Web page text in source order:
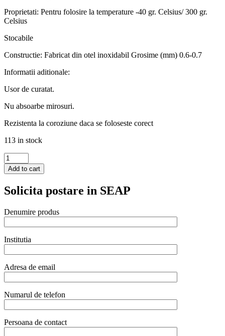
Proprietati: Pentru folosire la temperature -40 gr. Celsius/ 300 gr.
Celsius
Stocabile
Constructie: Fabricat din otel inoxidabil Grosime (mm) 0.6-0.7
Informatii aditionale:
Usor de curatat.
Nu absoarbe mirosuri.
Rezistenta la coroziune daca se foloseste corect
113 in stock
Tava
Hendi
Gastronorm
1/9
mm
lt
,
gama
Budget
Line,
otel
inoxidabil
quantity
Add to cart
Solicita postare in SEAP
Denumire produs
Institutia
Adresa de email
Numarul de telefon
Persoana de contact